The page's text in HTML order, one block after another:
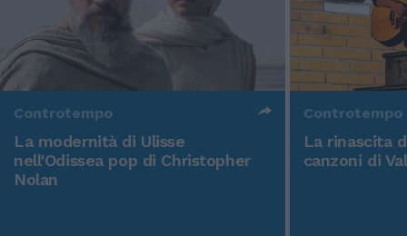
Controtempo
La modernità di Ulisse
nell'Odissea pop di Christopher
Nolan
Controtempo
La rinascita
canzoni di